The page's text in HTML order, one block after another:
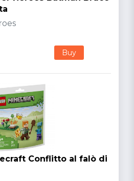
Buy
Conflitto al falò di